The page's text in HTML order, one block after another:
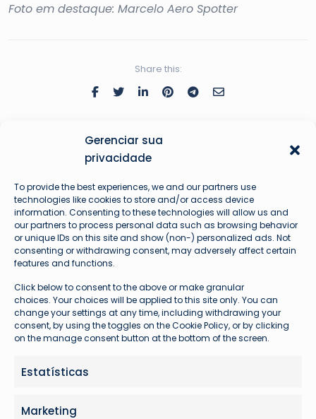
Gerenciar sua
privacidade
To provide the best experiences, we and our partners use
technologies like cookies to store and/or access device
information. Consenting to these technologies will allow us and
our partners to process personal data such as browsing behavior
or unique IDs on this site and show (non-) personalized ads. Not
consenting or withdrawing consent, may adversely affect certain
features and functions.
Click below to consent to the above or make granular
choices. Your choices will be applied to this site only. You can
change your settings at any time, including withdrawing your
consent, by using the toggles on the Cookie Policy, or by clicking
on the manage consent button at the bottom of the screen.
Estatísticas
Marketing
Foto em destaque: Marcelo Aero Spotter
Share this:
Augusto Hardke
Fundador e Líder Técnico Avioprime
Problemas com seu voo?